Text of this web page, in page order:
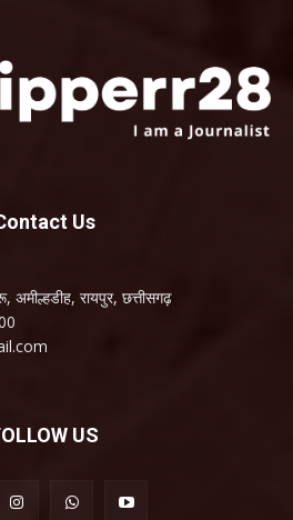
Us
रायपुर, छत्तीसगढ़
US